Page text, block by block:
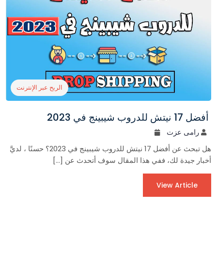
الربح عبر الإنترنت
أفضل 17 نيتش للدروب شيبينج في 2023
رامى عزت
هل تبحث عن أفضل 17 نيتش للدروب شيبينج في 2023؟ حسنًا ، لديَّ
أخبار جيدة لك، ففي هذا المقال سوف أتحدث عن […]
View Article